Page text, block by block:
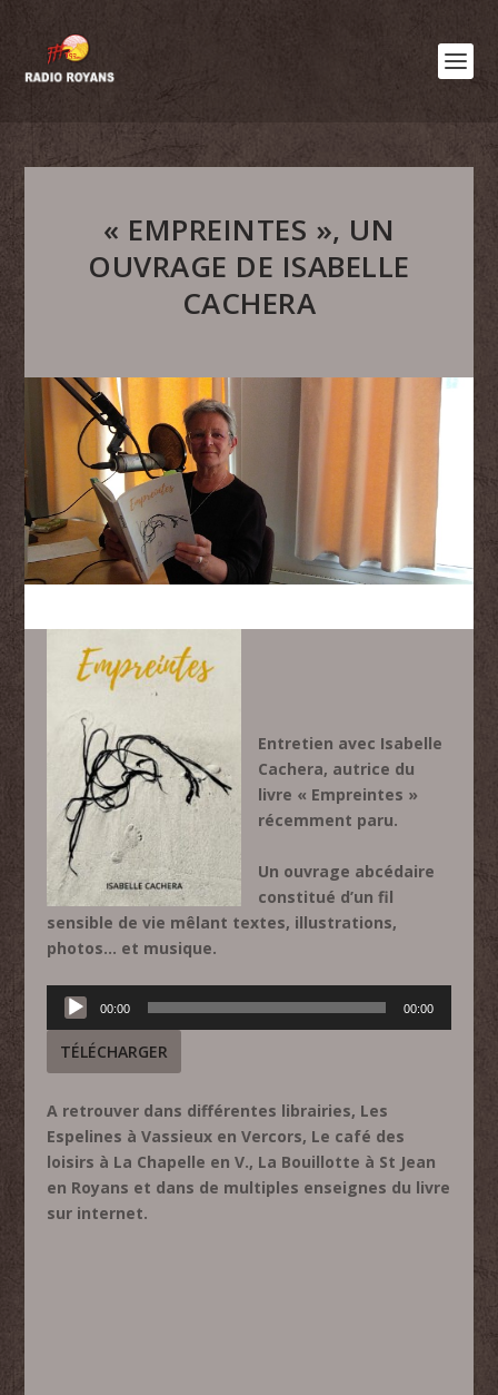
« EMPREINTES », UN
OUVRAGE DE ISABELLE
CACHERA
Entretien avec Isabelle
Cachera, autrice du
livre « Empreintes »
récemment paru.
Un ouvrage abcédaire
constitué d’un fil
sensible de vie mêlant textes, illustrations,
photos… et musique.
Lecteur
audio
00:00 00:00
TÉLÉCHARGER
A retrouver dans différentes librairies, Les
Espelines à Vassieux en Vercors, Le café des
loisirs à La Chapelle en V., La Bouillotte à St Jean
en Royans et dans de multiples enseignes du livre
sur internet.